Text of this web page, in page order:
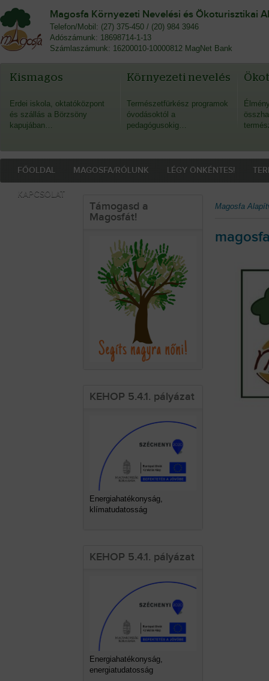
Magosfa Környezeti Nevelési és Ökoturisztikai
Telefon/Mobil: (27) 375-450 / (20) 984 3946
Adószámunk: 18698714-1-13
Számlaszámunk: 16200010-10000812 MagNet Bank
Kismagos
Erdei iskola, oktatóközpont
és szállás a Börzsöny
kapujában…
Környezeti nevelés
Természetfürkész programok
óvodásoktól a
pedagógusokig…
FŐOLDAL MAGOSFA/RÓLUNK LÉGY ÖNKÉNTES!
KAPCSOLAT
Támogasd a
Magosfát!
KEHOP 5.4.1. pályázat
Energiahatékonyság,
klímatudatosság
KEHOP 5.4.1. pályázat
Energiahatékonyság,
energiatudatosság
Magosfa